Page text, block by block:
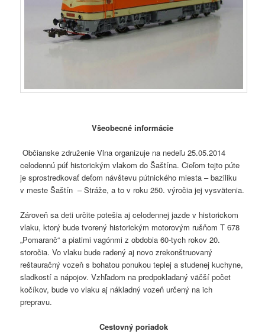
Všeobecné informácie
Občianske združenie Vlna organizuje na nedeľu 25.05.2014
celodennú púť historickým vlakom do Šaštína. Cieľom tejto púte
je sprostredkovať deťom návštevu pútnického miesta – baziliku
v meste Šaštín – Stráže, a to v roku 250. výročia jej vysvätenia.
Zároveň sa deti určite potešia aj celodennej jazde v historickom
vlaku, ktorý bude tvorený historickým motorovým rušňom T 678
„Pomaranč“ a piatimi vagónmi z obdobia 60-tych rokov 20.
storočia. Vo vlaku bude radený aj novo zrekonštruovaný
reštauračný vozeň s bohatou ponukou teplej a studenej kuchyne,
sladkostí a nápojov. Vzhľadom na predpokladaný väčší počet
kočíkov, bude vo vlaku aj nákladný vozeň určený na ich
prepravu.
Cestovný poriadok